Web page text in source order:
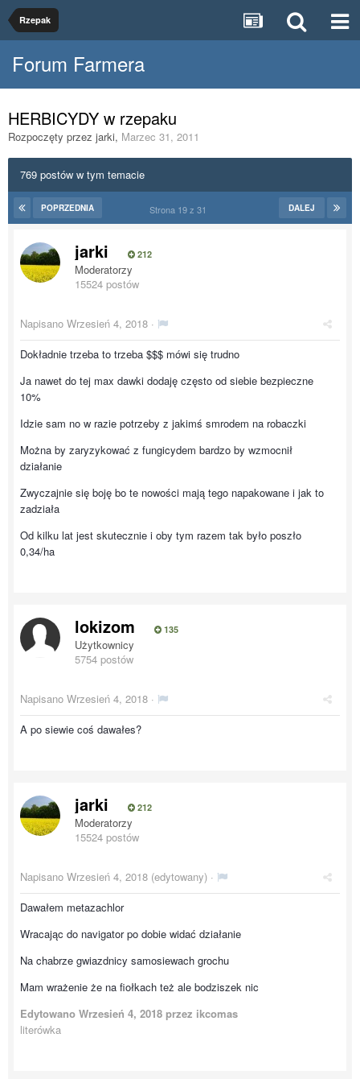
Rzepak
Forum Farmera
HERBICYDY w rzepaku
Rozpoczęty przez jarki, Marzec 31, 2011
769 postów w tym temacie
POPRZEDNIA DALEJ
Strona 19 z 31
jarki 212
Moderatorzy
15524 postów
Napisano Wrzesień 4, 2018 ·
Dokładnie trzeba to trzeba $$$ mówi się trudno
Ja nawet do tej max dawki dodaję często od siebie bezpieczne
10%
Idzie sam no w razie potrzeby z jakimś smrodem na robaczki
Można by zaryzykować z fungicydem bardzo by wzmocnił
działanie
Zwyczajnie się boję bo te nowości mają tego napakowane i jak to
zadziała
Od kilku lat jest skutecznie i oby tym razem tak było poszło
0,34/ha
lokizom 135
Użytkownicy
5754 postów
Napisano Wrzesień 4, 2018 ·
A po siewie coś dawałes?
jarki 212
Moderatorzy
15524 postów
Napisano Wrzesień 4, 2018 (edytowany) ·
Dawałem metazachlor
Wracając do navigator po dobie widać działanie
Na chabrze gwiazdnicy samosiewach grochu
Mam wrażenie że na fiołkach też ale bodziszek nic
Edytowano Wrzesień 4, 2018 przez ikcomas
literówka